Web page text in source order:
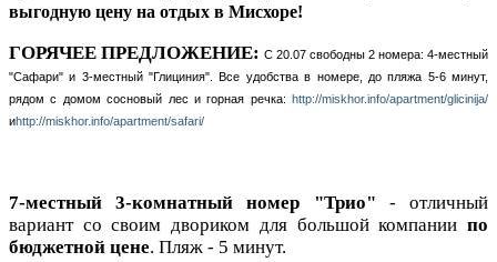
выгодную цену на отдых в Мисхоре!
ГОРЯЧЕЕ ПРЕДЛОЖЕНИЕ: С 20.07 свободны 2 номера: 4-местный
"Сафари" и 3-местный "Глициния". Все удобства в номере, до пляжа 5-6 минут,
рядом с домом сосновый лес и горная речка: http://miskhor.info/apartment/glicinija/
иhttp://miskhor.info/apartment/safari/
7-местный 3-комнатный номер "Трио" - отличный
вариант со своим двориком для большой компании по
бюджетной цене. Пляж - 5 минут.